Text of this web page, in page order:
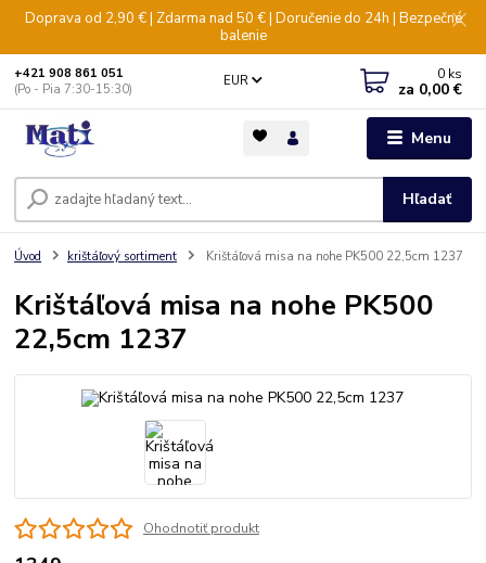
Doprava od 2,90 € | Zdarma nad 50 € | Doručenie do 24h | Bezpečné
balenie
Menu
EUR
Hľadať
+421 908 861 051
(Po - Pia 7:30-15:30)
0 ks
za 0,00 €
Úvod krištáľový sortiment Krištáľová misa na nohe PK500 22,5cm 1237
Krištáľová misa na nohe PK500
22,5cm 1237
Ohodnotiť produkt